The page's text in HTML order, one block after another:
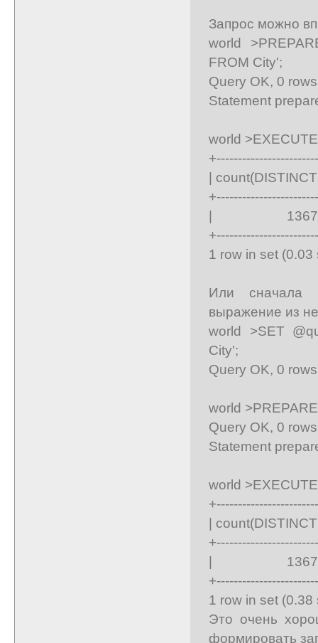
Запрос можно
world
FROM City';
Query OK, 0
Statement
world
|
| 1367
1 row in set (0.03
Или сначала
выражение из
world >SET
City';
Query OK, 0
world
Query OK, 0
Statement
world
|
| 1367
1 row in set (0.38
Это очень
формировать